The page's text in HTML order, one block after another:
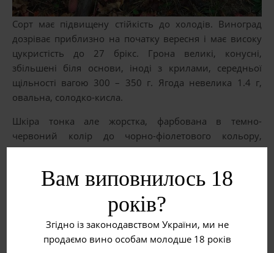
Вам виповнилось 18
років?
Згідно із законодавством України, ми не
продаємо вино особам молодше 18 років
Сорт має підвищену стійкість до холодів. Виноград
дозріває приблизно на початку вересня і має високу
цукристість до 27 брікс. Грона великі, конусні,
збільшені біля основи, іноді з крилами, середньої
щільності вагою 300 – 350 г. Ягода невелика 1.4 г,
овальна, солодко-кисла.
Шкіра тонка але жорстка, фарбована в темно-
червоний колір до чорно-фіолетового кольору,
покрита воскових пруїном. М’якоть соковита, з
З сорту Євмолпія виробляють якісні червоні вина.
Вони швидко дозрівають і питабельні вже через рік
після збору врожаю. Вина мають щільний рубіновий
червоний колір, слабкий фруктовий аромат і
гармонійний смак. Сорт культивують в Австралії та